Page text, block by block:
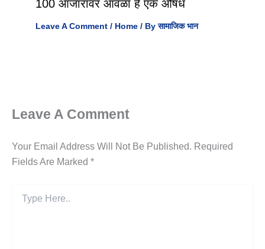
100 आजारावर आवळा हे एक औषध
Leave A Comment / Home / Byसामाजिक भान
Leave A Comment
Your Email Address Will Not Be Published. Required
Fields Are Marked *
Here..